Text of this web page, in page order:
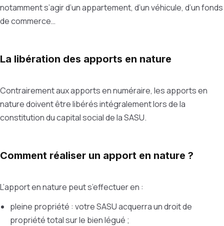
notamment s’agir d’un appartement, d’un véhicule, d’un fonds
de commerce…
La libération des apports en nature
Contrairement aux apports en numéraire, les apports en
nature doivent être libérés intégralement lors de la
constitution du capital social de la SASU.
Comment réaliser un apport en nature ?
L’apport en nature peut s’effectuer en :
pleine propriété : votre SASU acquerra un droit de
propriété total sur le bien légué ;